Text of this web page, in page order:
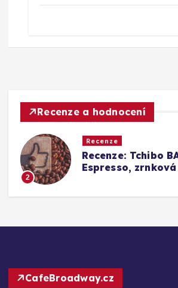
Recenze a hodnocení
1000g
Srovnání
Barista
CafeBroadway.cz